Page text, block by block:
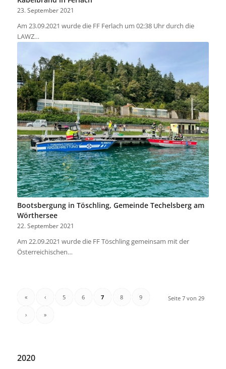
23. September 2021
Am 23.09.2021 wurde die FF Ferlach um 02:38 Uhr durch die
LAWZ…
Bootsbergung in Töschling, Gemeinde Techelsberg am
Wörthersee
22. September 2021
Am 22.09.2021 wurde die FF Töschling gemeinsam mit der
Österreichischen…
Seite 7 von 29
« ‹ 5 6 7 8 9
› »
2020